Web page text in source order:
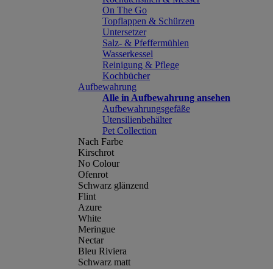
On The Go
Topflappen & Schürzen
Untersetzer
Salz- & Pfeffermühlen
Wasserkessel
Reinigung & Pflege
Kochbücher
Aufbewahrung
Alle in Aufbewahrung ansehen
Aufbewahrungsgefäße
Utensilienbehälter
Pet Collection
Nach Farbe
Kirschrot
No Colour
Ofenrot
Schwarz glänzend
Flint
Azure
White
Meringue
Nectar
Bleu Riviera
Schwarz matt